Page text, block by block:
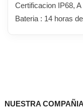
Certificacion IP68,
Bateria : 14 horas
NUESTRA COMPAÑIA